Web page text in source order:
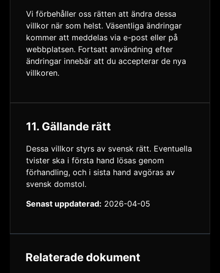
Vi förbehåller oss rätten att ändra dessa
villkor när som helst. Väsentliga ändringar
kommer att meddelas via e-post eller på
webbplatsen. Fortsatt användning efter
ändringar innebär att du accepterar de nya
villkoren.
11. Gällande rätt
Dessa villkor styrs av svensk rätt. Eventuella
tvister ska i första hand lösas genom
förhandling, och i sista hand avgöras av
svensk domstol.
Senast uppdaterad: 2026-04-05
Relaterade dokument